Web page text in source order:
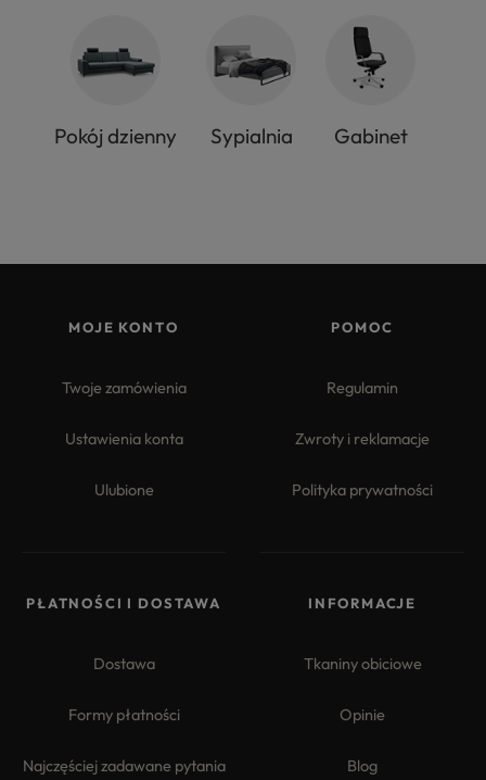
Pokój dzienny Sypialnia Gabinet
MOJE KONTO
Twoje zamówienia
Ustawienia konta
Ulubione
POMOC
Regulamin
Zwroty i reklamacje
Polityka prywatności
PŁATNOŚCI I DOSTAWA
Dostawa
Formy płatności
Najczęściej zadawane pytania
INFORMACJE
Tkaniny obiciowe
Opinie
Blog